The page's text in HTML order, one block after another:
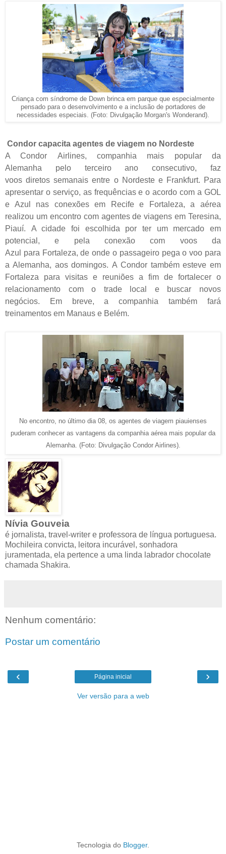
Criança com síndrome de Down brinca em parque que especialmente
pensado para o desenvolvimento e a inclusão de portadores de
necessidades especiais. (Foto: Divulgação Morgan's Wonderand).
Condor capacita agentes de viagem no Nordeste
A Condor Airlines, companhia mais popular da
Alemanha pelo terceiro ano consecutivo, faz
voos diretos semanais entre o Nordeste e Frankfurt. Para
apresentar o serviço, as frequências e o acordo com a GOL
e Azul nas conexões em Recife e Fortaleza, a aérea
realizou um encontro com agentes de viagens em Teresina,
Piauí. A cidade foi escolhida por ter um mercado em
potencial, e pela conexão com voos da
Azul para Fortaleza, de onde o passageiro pega o voo para
a Alemanha, aos domingos. A Condor também esteve em
Fortaleza para visitas e reuniões a fim de fortalecer o
relacionamento com o trade local e buscar novos
negócios. Em breve, a companhia também fará
treinamentos em Manaus e Belém.
No encontro, no último dia 08, os agentes de viagem piauienses
puderam conhecer as vantagens da companhia aérea mais popular da
Alemanha. (Foto: Divulgação Condor Airlines).
Nívia Gouveia
é jornalista, travel-writer e professora de língua portuguesa.
Mochileira convicta, leitora incurável, sonhadora
juramentada, ela pertence a uma linda labrador chocolate
chamada Shakira.
Nenhum comentário:
Postar um comentário
‹ ›
Página inicial
Ver versão para a web
Tecnologia do Blogger.